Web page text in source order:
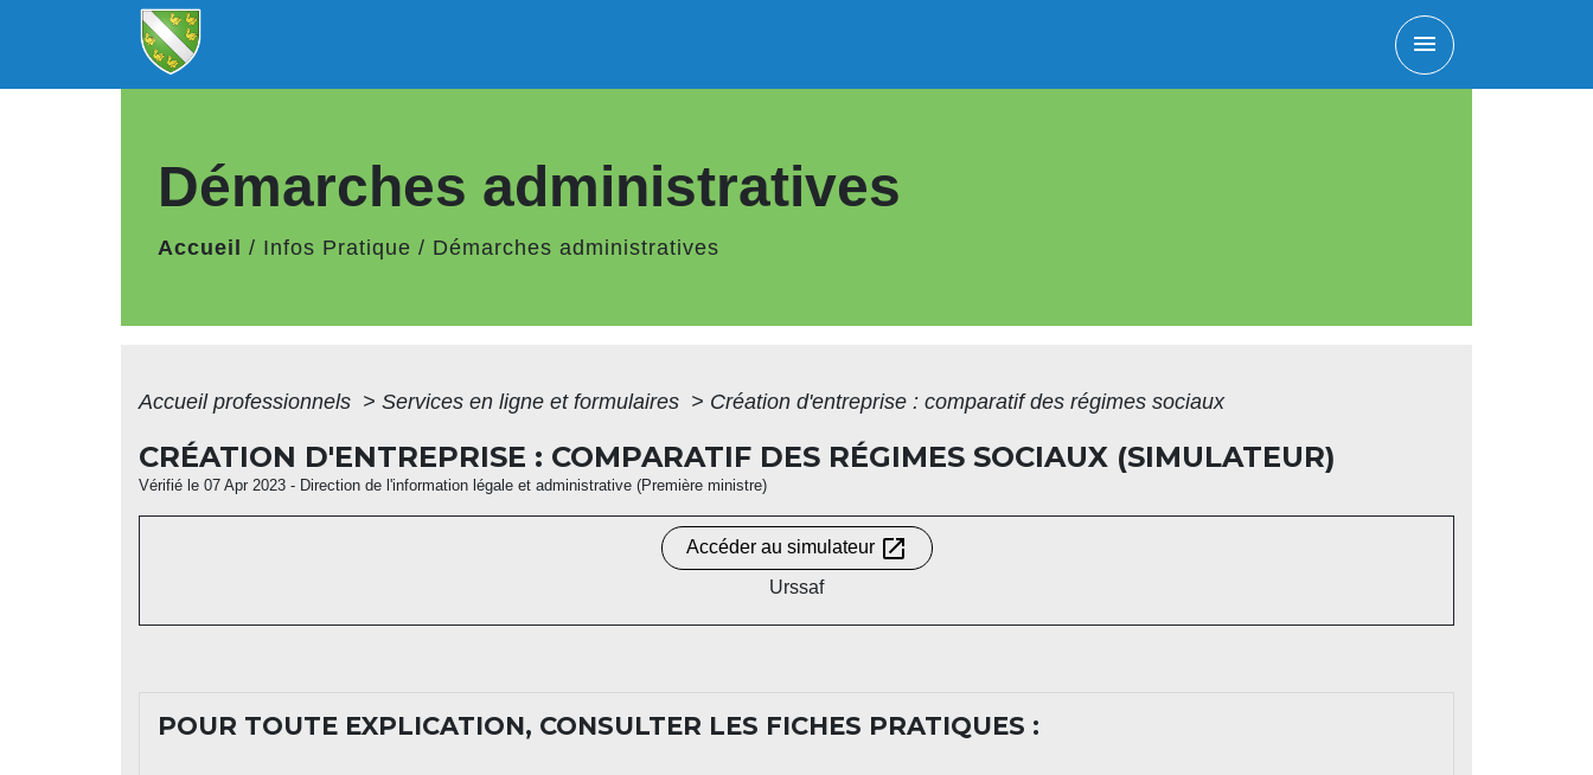
menu
Démarches administratives
Accueil / Infos Pratique / Démarches administratives
Accueil professionnels > Services en ligne et formulaires > Création d'entreprise : comparatif des régimes sociaux
CRÉATION D'ENTREPRISE : COMPARATIF DES RÉGIMES SOCIAUX (SIMULATEUR)
Vérifié le 07 Apr 2023 - Direction de l'information légale et administrative (Première ministre)
Accéder au simulateur open_in_new
Urssaf
POUR TOUTE EXPLICATION, CONSULTER LES FICHES PRATIQUES :